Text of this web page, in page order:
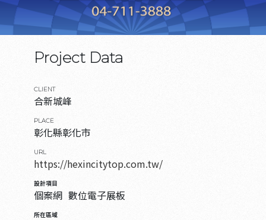
Project Data
CLIENT
合新城峰
PLACE
彰化縣彰化市
URL
https://hexincitytop.com.tw/
設計項目
個案網 數位電子展板
所在區域